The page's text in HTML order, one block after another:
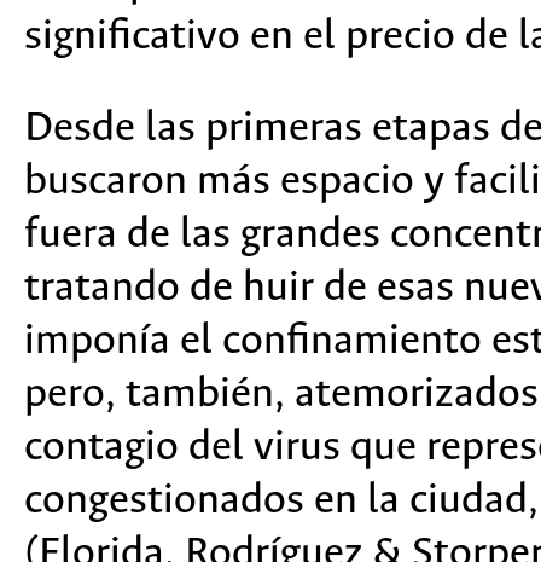
significativo en el precio de
Desde las primeras etapas
buscaron más espacio y
fuera de las grandes
tratando de huir de esas
imponía el confinamiento
pero, también,
contagio del virus que
congestionados en la